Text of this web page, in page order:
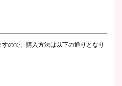
ので、購入方法は以下の通りとなり